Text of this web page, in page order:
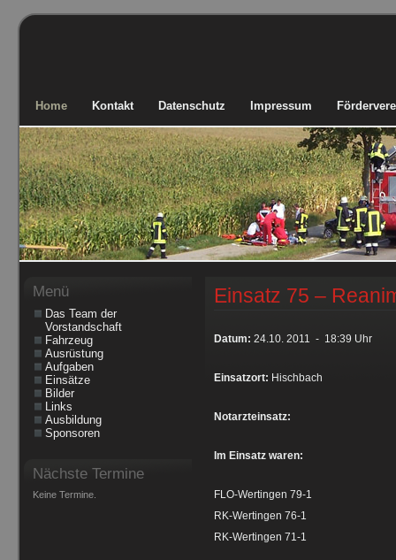
Home Kontakt Datenschutz Impressum
Einsatz 75 –
Datum: 24.10. 2011 - 18:39 Uhr
Einsatzort: Hischbach
Notarzteinsatz:
Im Einsatz waren:
FLO-Wertingen 79-1
RK-Wertingen 76-1
RK-Wertingen 71-1
Menü
Das Team der
Vorstandschaft
Fahrzeug
Ausrüstung
Aufgaben
Einsätze
Bilder
Links
Ausbildung
Sponsoren
Nächste Termine
Keine Termine.